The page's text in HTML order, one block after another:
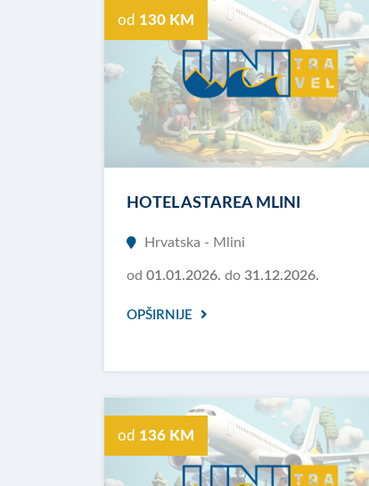
od 130 KM
HOTEL ASTAREA MLINI
Hrvatska - Mlini
od 01.01.2026. do 31.12.2026.
OPŠIRNIJE
od 136 KM